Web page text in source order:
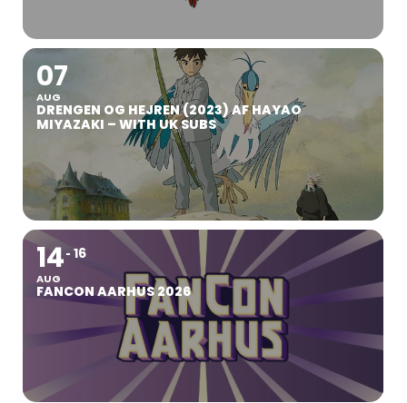
07
AUG
DRENGEN OG HEJREN (2023) AF HAYAO
MIYAZAKI – WITH UK SUBS
14
AUG
16
FANCON AARHUS 2026